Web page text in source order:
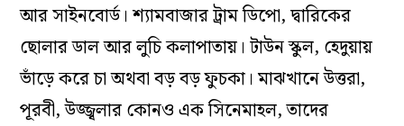
আর সাইনবোর্ড। শ্যামবাজার ট্রাম ডিপো, দ্বারিকের
ছোলার ডাল আর লুচি কলাপাতায়। টাউন স্কুল, হেদুয়ায়
ভাঁড়ে করে চা অথবা বড় বড় ফুচকা। মাঝখানে উত্তরা,
পূরবী, উজ্জ্বলার কোনও এক সিনেমাহল, তাদের